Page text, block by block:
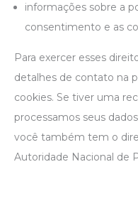
informações sobre a
consentimento e as
Para exercer esses
detalhes de contato na
cookies. Se tiver uma
processamos seus
você também tem o
Autoridade Nacional de